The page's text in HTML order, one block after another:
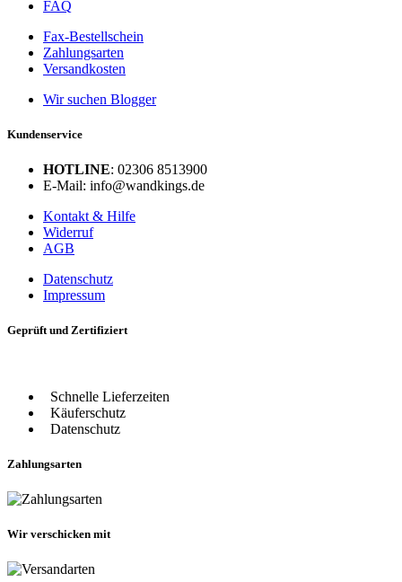
FAQ
Fax-Bestellschein
Zahlungsarten
Versandkosten
Wir suchen Blogger
Kundenservice
HOTLINE: 02306 8513900
E-Mail: info@wandkings.de
Kontakt & Hilfe
Widerruf
AGB
Datenschutz
Impressum
Geprüft und Zertifiziert
Schnelle Lieferzeiten
Käuferschutz
Datenschutz
Zahlungsarten
Wir verschicken mit